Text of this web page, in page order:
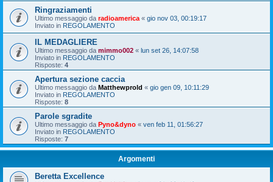
Ringraziamenti
Ultimo messaggio da radioamerica « gio nov 03, 00:19:17
Inviato in REGOLAMENTO
IL MEDAGLIERE
Ultimo messaggio da mimmo002 « lun set 26, 14:07:58
Inviato in REGOLAMENTO
Risposte: 4
Apertura sezione caccia
Ultimo messaggio da Matthewprold « gio gen 09, 10:11:29
Inviato in REGOLAMENTO
Risposte: 8
Parole sgradite
Ultimo messaggio da Pyno&dyno « ven feb 11, 01:56:27
Inviato in REGOLAMENTO
Risposte: 7
Argomenti
Beretta Excellence